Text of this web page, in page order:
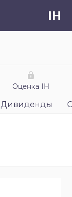
IH
Оценка IH
Дивиденды